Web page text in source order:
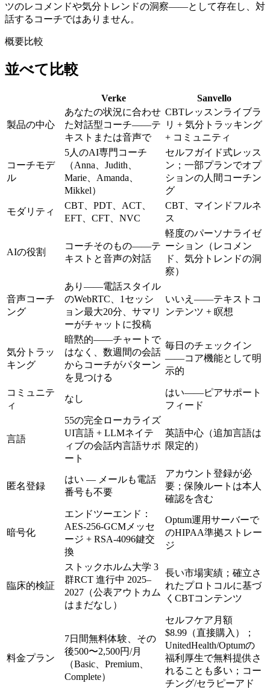
ツのレコメンドや気分トレンドの洞察——として存在し、対
話するコーチではありません。
概要比較
並べて比較
Verke Sanvello
製品の中心
あなたの状況に合わせ
た対話型コーチ——テ
キストまたは音声で
CBTレッスンライブラ
リ + 気分トラッキング
+ コミュニティ
コーチモデ
ル
5人のAI専門コーチ
（Anna、Judith、
Marie、Amanda、
Mikkel）
セルフガイド式レッス
ン；一部プランでオプ
ションの人間コーチン
グ
モダリティ
CBT、PDT、ACT、
EFT、CFT、NVC
CBT、マインドフルネ
ス
AIの役割
コーチそのもの——テ
キストと音声の対話
軽度のパーソナライゼ
ーション（レコメン
ド、気分トレンドの洞
察）
音声コーチ
ング
あり——電話スタイル
のWebRTC、1セッシ
ョン最大20分、サマリ
ーがチャットに投稿
いいえ——テキストコ
ンテンツ + 瞑想
気分トラッ
キング
暗黙的——チャートで
はなく、数週間の会話
からコーチがパターン
を見つける
毎日のチェックイン
——コア機能として明
示的
コミュニテ
ィ
なし
はい——ピアサポート
フィード
言語
55の完全ローカライズ
UI言語 + LLMネイテ
ィブの会話内言語サポ
ート
英語中心（追加言語は
限定的）
匿名登録
はい — メールも電話
番号も不要
アカウント登録が必
要；保険ルートは本人
確認を含む
暗号化
エンドツーエンド：
AES-256-GCMメッセ
ージ + RSA-4096鍵交
換
Optum運用サーバーで
のHIPAA準拠ストレー
ジ
臨床的検証
ストックホルム大学 3
群RCT 進行中 2025–
2027（公表アウトカム
はまだなし）
長い市場実績；確立さ
れたプロトコルに基づ
くCBTコンテンツ
料金プラン
7日間無料体験、その
後500〜2,500円/月
（Basic、Premium、
Complete）
セルフケア 月額
$8.99 （直接購入）；
UnitedHealth/Optumの
福利厚生で無料提供さ
れることも多い；コー
チング/セラピーアド